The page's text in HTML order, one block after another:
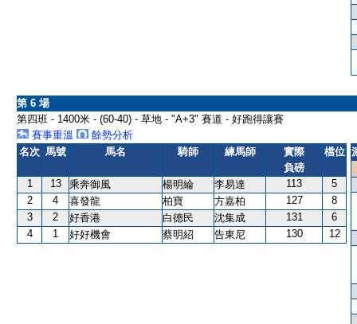
第 6 場
第四班 - 1400米 - (60-40) - 草地 - "A+3" 賽道 - 好跑得讓賽
賽事重溫
餘勢分析
名次 馬號 馬名 騎師 練馬師
實際
負磅
檔位
1 13 乘奔御風 楊明綸 李易達 113
5
2
4 喜發龍 柏寶 方嘉柏 127
8
3
2 好香港 白德民 沈集成 131
6
4
1 好好機會 蔡明紹 告東尼 130 12